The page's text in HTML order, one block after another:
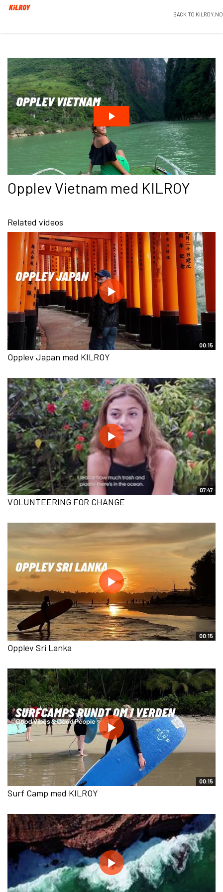
BACK TO KILROY.NO
Opplev Vietnam med KILROY
Related videos
00:15
Opplev Japan med KILROY
07:47
VOLUNTEERING FOR CHANGE
00:15
Opplev Sri Lanka
00:15
Surf Camp med KILROY